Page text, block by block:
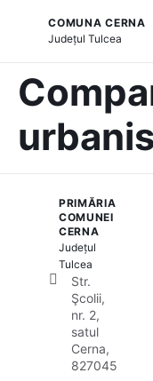
COMUNA CERNA
JudețulTulcea
PRIMĂRIA
COMUNEI
CERNA
Județul
Tulcea
Str.
Şcolii,
nr. 2,
satul
Cerna,
827045